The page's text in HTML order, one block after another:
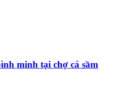
minh tại chợ cá sầm